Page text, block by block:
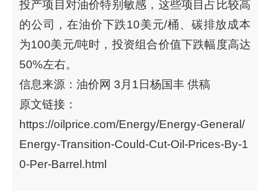
投产项目对油价特别敏感，这些项目占比较高
的公司，在油价下跌10美元/桶、碳排放成本
为100美元/吨时，投资组合价值下跌幅度高达
50%左右。
信息来源：油价网 3月1日杨国丰 供稿
原文链接：
https://oilprice.com/Energy/Energy-General/
Energy-Transition-Could-Cut-Oil-Prices-By-1
0-Per-Barrel.html